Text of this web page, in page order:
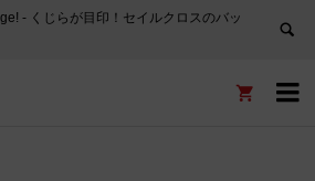
‐ くじらが目印！セイルクロスのバッ

